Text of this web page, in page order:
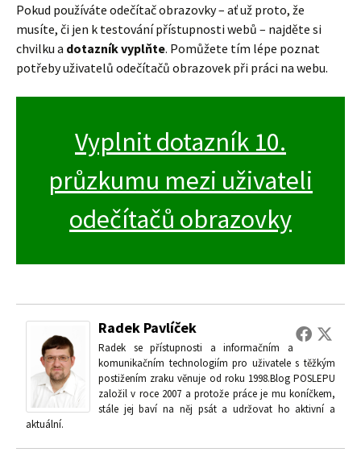
Pokud používáte odečítač obrazovky – ať už proto, že
musíte, či jen k testování přístupnosti webů – najděte si
chvilku a dotazník vyplňte. Pomůžete tím lépe poznat
potřeby uživatelů odečítačů obrazovek při práci na webu.
Vyplnit dotazník 10.
průzkumu mezi uživateli
odečítačů obrazovky
Radek Pavlíček
Radek se přístupnosti a informačním a
komunikačním technologiím pro uživatele s těžkým
postižením zraku věnuje od roku 1998.Blog POSLEPU
založil v roce 2007 a protože práce je mu koníčkem,
stále jej baví na něj psát a udržovat ho aktivní a
aktuální.